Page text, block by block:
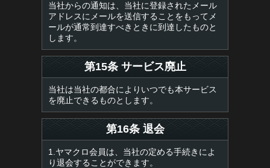
当社からの通知は、当社に登録されたメール
アドレスにメールを送信することをもってメ
ールが通常到達すべきときに到達したものと
します。
第15条 サービス廃止
当社は当社の都合によりいつでも本サービス
を廃止できるものとします。
第16条 退会
1.ヤマクロ会員は、当社の定める手続きによ
り退会することができます。